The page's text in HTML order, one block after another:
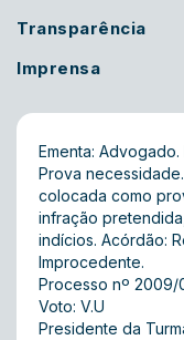
Transparência
Imprensa
Ementa:
Prova
colocada como
infração
indícios. Acórdão:
Improcedente.
Processo nº 2009/
Voto: V.U
Presidente da